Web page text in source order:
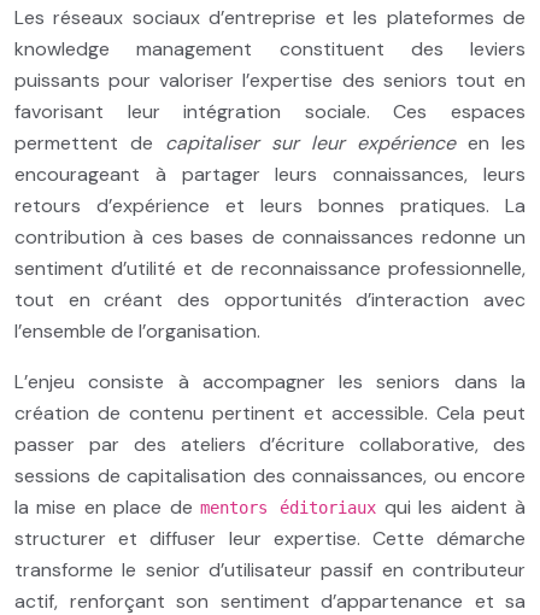
Les réseaux sociaux d’entreprise et les plateformes de
knowledge management constituent des leviers
puissants pour valoriser l’expertise des seniors tout en
favorisant leur intégration sociale. Ces espaces
permettent de capitaliser sur leur expérienceen les
encourageant à partager leurs connaissances, leurs
retours d’expérience et leurs bonnes pratiques. La
contribution à ces bases de connaissances redonne un
sentiment d’utilité et de reconnaissance professionnelle,
tout en créant des opportunités d’interaction avec
l’ensemble de l’organisation.
L’enjeu consiste à accompagner les seniors dans la
création de contenu pertinent et accessible. Cela peut
passer par des ateliers d’écriture collaborative, des
sessions de capitalisation des connaissances, ou encore
la mise en place de mentors éditoriaux qui les aident à
structurer et diffuser leur expertise. Cette démarche
transforme le senior d’utilisateur passif en contributeur
actif, renforçant son sentiment d’appartenance et sa